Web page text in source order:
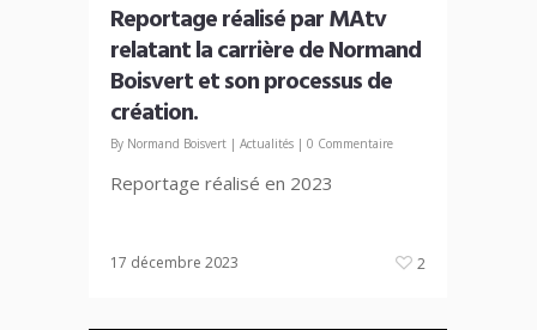
Reportage réalisé par MAtv
relatant la carrière de Normand
Boisvert et son processus de
création.
By Normand Boisvert | Actualités | 0 Commentaire
Reportage réalisé en 2023
17 décembre 2023 2